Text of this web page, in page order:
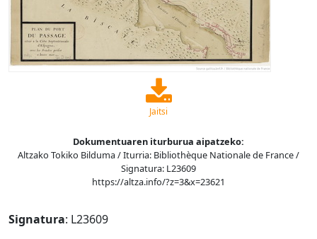
Jaitsi
Dokumentuaren iturburua aipatzeko:
Altzako Tokiko Bilduma / Iturria: Bibliothèque Nationale de France /
Signatura: L23609
https://altza.info/?z=3&x=23621
Signatura: L23609